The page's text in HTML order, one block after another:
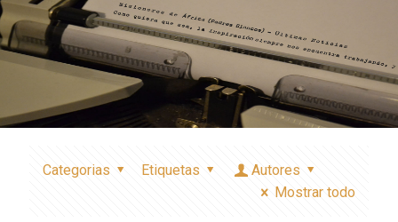
Categorias Etiquetas
Autores
Mostrar todo